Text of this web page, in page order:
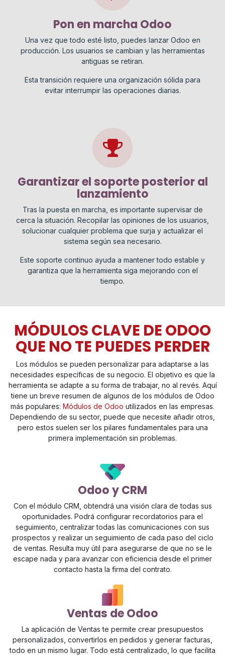
Pon en marcha Odoo
Una vez que todo esté listo, puedes lanzar Odoo en
producción. Los usuarios se cambian y las herramientas
antiguas se retiran.
Esta transición requiere una organización sólida para
evitar interrumpir las operaciones diarias.
Garantizar el soporte posterior al
lanzamiento
Tras la puesta en marcha, es importante supervisar de
cerca la situación. Recopilar las opiniones de los usuarios,
solucionar cualquier problema que surja y actualizar el
sistema según sea necesario.
Este soporte continuo ayuda a mantener todo estable y
garantiza que la herramienta siga mejorando con el
tiempo.
MÓDULOS CLAVE DE ODOO
QUE NO TE PUEDES PERDER
Los módulos se pueden personalizar para adaptarse a las
necesidades específicas de su negocio. El objetivo es que la
herramienta se adapte a su forma de trabajar, no al revés. Aquí
tiene un breve resumen de algunos de los módulos de Odoo
más populares: Módulos de Odoo utilizados en las empresas.
Dependiendo de su sector, puede que necesite añadir otros,
pero estos suelen ser los pilares fundamentales para una
primera implementación sin problemas.
Odoo y CRM
Con el módulo CRM, obtendrá una visión clara de todas sus
oportunidades. Podrá configurar recordatorios para el
seguimiento, centralizar todas las comunicaciones con sus
prospectos y realizar un seguimiento de cada paso del ciclo
de ventas. Resulta muy útil para asegurarse de que no se le
escape nada y para avanzar con eficiencia desde el primer
contacto hasta la firma del contrato.
Ventas de Odoo
La aplicación de Ventas te permite crear presupuestos
personalizados, convertirlos en pedidos y generar facturas,
todo en un mismo lugar. Todo está centralizado, lo que facilita